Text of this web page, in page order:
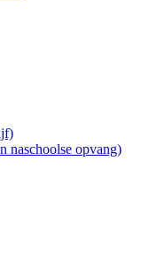
naschoolse opvang)